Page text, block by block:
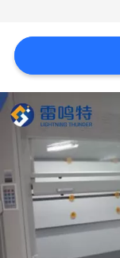
POPROŚ
O
WYCENĘ
SITEMAP
PRIVACY
POLICY